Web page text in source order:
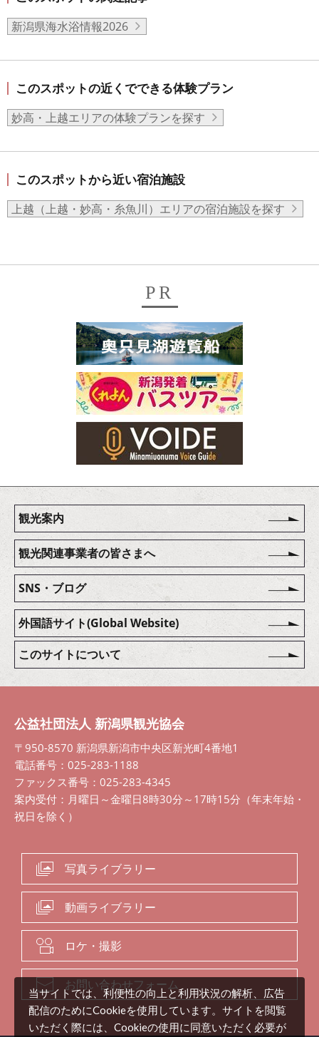
新潟県海水浴情報2026
このスポットの近くでできる体験プラン
妙高・上越エリアの体験プランを探す
このスポットから近い宿泊施設
上越（上越・妙高・糸魚川）エリアの宿泊施設を探す
PR
観光案内
観光関連事業者の皆さまへ
SNS・ブログ
外国語サイト(Global Website)
このサイトについて
公益社団法人 新潟県観光協会
〒950-8570 新潟県新潟市中央区新光町4番地1
電話番号：025-283-1188
ファックス番号：025-283-4345
案内受付：月曜日～金曜日8時30分～17時15分（年末年始・
祝日を除く）
写真ライブラリー
動画ライブラリー
ロケ・撮影
お問い合わせフォーム
当サイトでは、利便性の向上と利用状況の解析、広告
配信のためにCookieを使用しています。サイトを閲覧
いただく際には、Cookieの使用に同意いただく必要が